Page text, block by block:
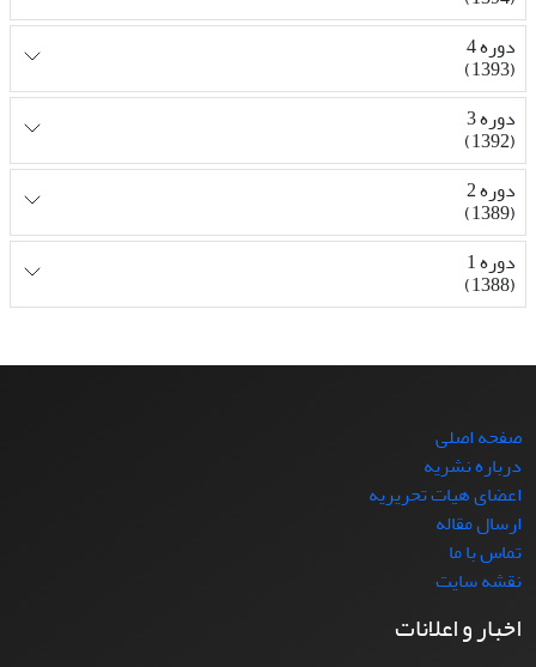
دوره 4
(1393)
دوره 3
(1392)
دوره 2
(1389)
دوره 1
(1388)
صفحه اصلی
درباره نشریه
اعضای هیات تحریریه
ارسال مقاله
تماس با ما
نقشه سایت
اخبار و اعلانات